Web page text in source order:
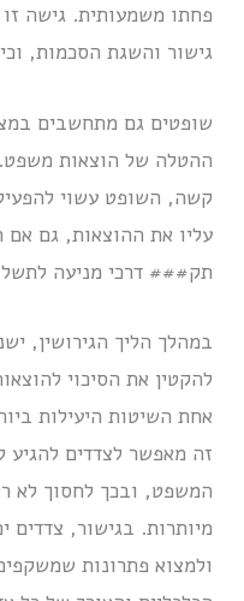
פחתו משמעותית. גישה
גישור והשגת הסכמות,
שופטים גם מתחשבים
ההטלה של הוצאות
קשה, השופט עשוי
עליו את ההוצאות, גם אם
תק### דרכי מניעה
במהלך הליך הגירושין,
להקטין את הסיכוי
אחת השיטות היעילות
זה מאפשר לצדדים להגיע
המשפט, ובכך לחסוך לא
מיותרות. בגישור, צדדים
ולמצוא פתרונות